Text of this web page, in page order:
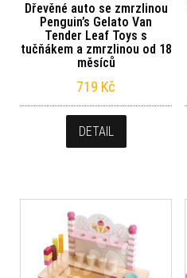
Dřevěné auto se zmrzlinou
Penguin’s Gelato Van
Tender Leaf Toys s
tučňákem a zmrzlinou od 18
měsíců
719 Kč
DETAIL